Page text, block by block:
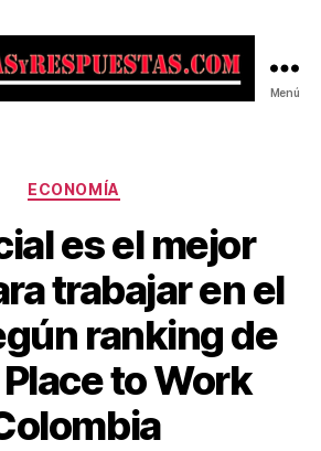
Menú
Categorías
ECONOMÍA
es el mejor
trabajar en el
ranking de
to Work